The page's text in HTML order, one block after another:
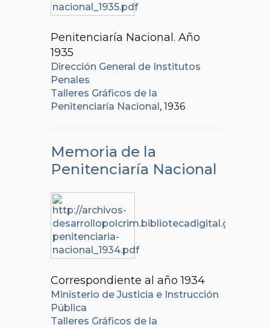
Penitenciaría Nacional. Año
1935
Dirección General de Institutos
Penales
Talleres Gráficos de la
Penitenciaría Nacional , 1936
Memoria de la
Penitenciaría Nacional
Correspondiente al año 1934
Ministerio de Justicia e Instrucción
Pública
Talleres Gráficos de la